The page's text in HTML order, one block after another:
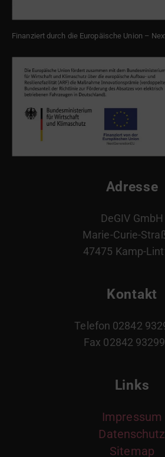
Finanziert durch die Europäische Union –
Adresse
DeGIV GmbH
Marie-Curie-
47475 Kamp-
Kontakt
Telefon 02842
Fax 02842
Links
Impressum
Datenschutz
Sitemap